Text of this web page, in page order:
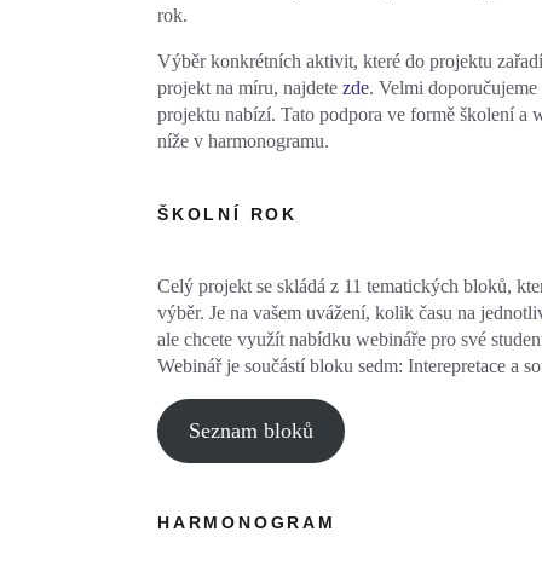
rok.
Výběr konkrétních aktivit, které do projektu
projekt na míru, najdete zde. Velmi
projektu nabízí. Tato podpora ve formě školení a
níže v harmonogramu.
ŠKOLNÍ ROK
Celý projekt se skládá z 11 tematických bloků,
výběr. Je na vašem uvážení, kolik času na
ale chcete využít nabídku webináře pro své
Webinář je součástí bloku sedm: Interepretace a
Seznam bloků
HARMONOGRAM